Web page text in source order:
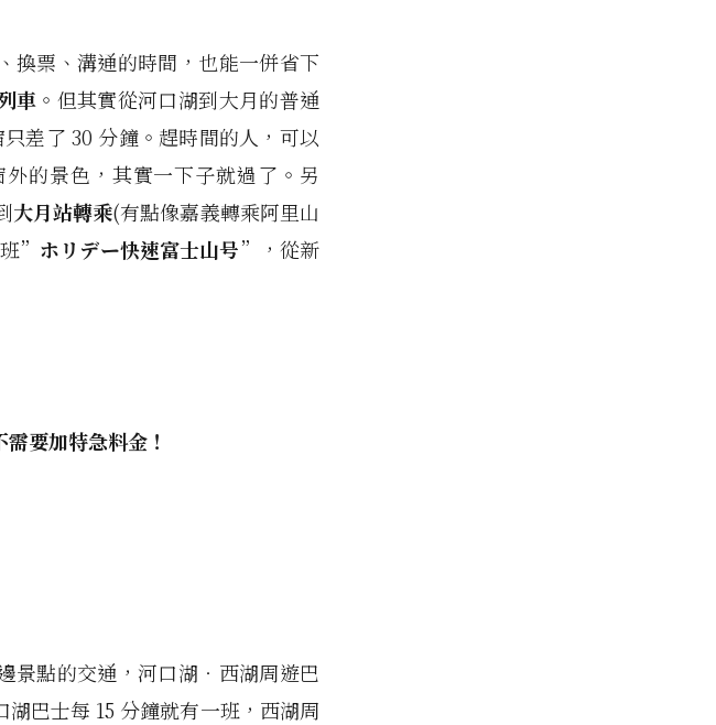
換票、溝通的時間，也能一併省下
車 。但其實從河口湖到大月的普通
差了 30 分鐘。趕時間的人，可以
的景色，其實一下子就過了。另
大月站轉乘(有點像嘉義轉乘阿里山
” ホリデー快速富士山号”，從新
要加特急料金！
景點的交通，河口湖‧西湖周遊巴
巴士每 15 分鐘就有一班，西湖周